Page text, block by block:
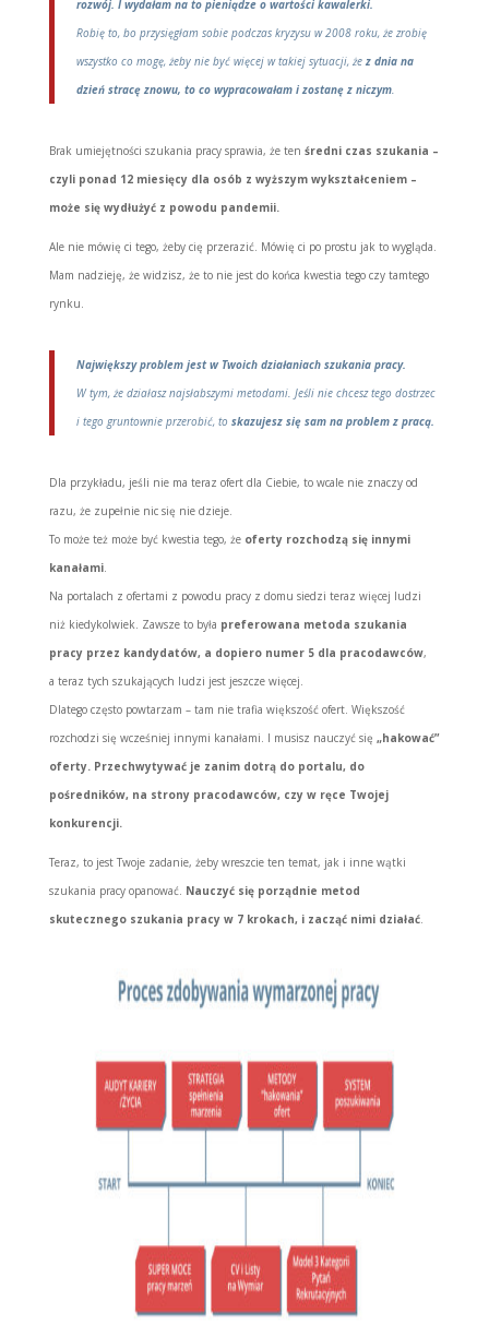
rozwój. I wydałam na to pieniądze o wartości kawalerki.
Robię to, bo przysięgłam sobie podczas kryzysu w 2008 roku, że zrobię
wszystko co mogę, żeby nie być więcej w takiej sytuacji, że z dnia na
dzień stracę znowu, to co wypracowałam i zostanę z niczym.
Brak umiejętności szukania pracy sprawia, że ten średni czas szukania –
czyli ponad 12 miesięcy dla osób z wyższym wykształceniem –
może się wydłużyć z powodu pandemii.
Ale nie mówię ci tego, żeby cię przerazić. Mówię ci po prostu jak to wygląda.
Mam nadzieję, że widzisz, że to nie jest do końca kwestia tego czy tamtego
rynku.
Największy problem jest w Twoich działaniach szukania pracy.
W tym, że działasz najsłabszymi metodami. Jeśli nie chcesz tego dostrzec
i tego gruntownie przerobić, to skazujesz się sam na problem z pracą.
Dla przykładu, jeśli nie ma teraz ofert dla Ciebie, to wcale nie znaczy od
razu, że zupełnie nic się nie dzieje.
To może też może być kwestia tego, że oferty rozchodzą się innymi
kanałami.
Na portalach z ofertami z powodu pracy z domu siedzi teraz więcej ludzi
niż kiedykolwiek. Zawsze to była preferowana metoda szukania
pracy przez kandydatów, a dopiero numer 5 dla pracodawców,
a teraz tych szukających ludzi jest jeszcze więcej.
Dlatego często powtarzam – tam nie trafia większość ofert. Większość
rozchodzi się wcześniej innymi kanałami. I musisz nauczyć się „hakować”
oferty. Przechwytywać je zanim dotrą do portalu, do
pośredników, na strony pracodawców, czy w ręce Twojej
konkurencji.
Teraz, to jest Twoje zadanie, żeby wreszcie ten temat, jak i inne wątki
szukania pracy opanować. Nauczyć się porządnie metod
skutecznego szukania pracy w 7 krokach, i zacząć nimi działać.